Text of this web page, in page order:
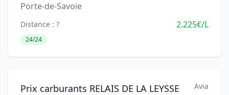
Porte-de-Savoie
Distance : ? 2.225€/L
24/24
Prix carburants RELAIS DE LA LEYSSE Avia